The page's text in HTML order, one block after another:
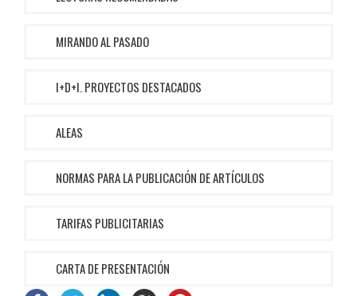
MIRANDO AL PASADO
I+D+I. PROYECTOS DESTACADOS
ALEAS
NORMAS PARA LA PUBLICACIÓN DE ARTÍCULOS
TARIFAS PUBLICITARIAS
CARTA DE PRESENTACIÓN